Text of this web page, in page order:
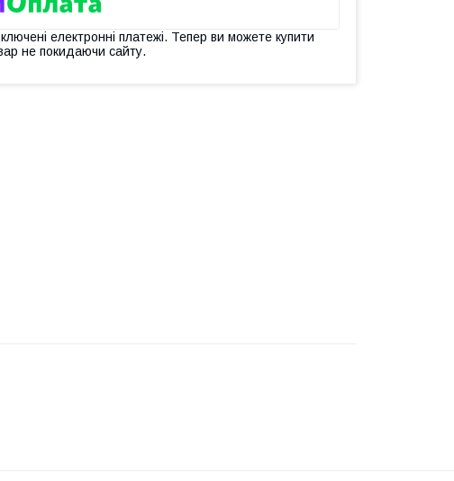
електронні платежі. Тепер ви можете купити
не покидаючи сайту.